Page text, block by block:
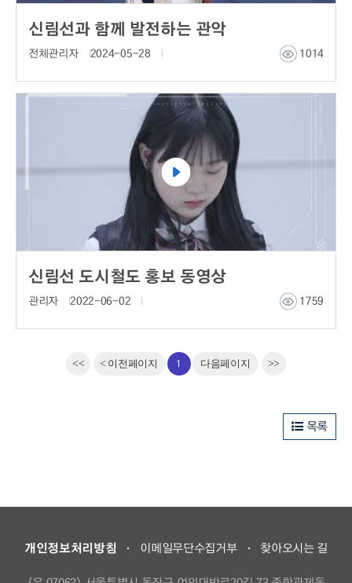
신림선과 함께 발전하는 관악
전체관리자 2024-05-28 1014
신림선 도시철도 홍보 동영상
관리자 2022-06-02 1759
<< < 이전페이지 1 다음페이지 >>
목록
개인정보처리방침 이메일무단수집거부
찾아오시는 길